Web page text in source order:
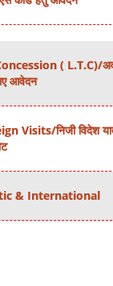
( L.T.C)/
आवेदन
निजी विदेश
& International